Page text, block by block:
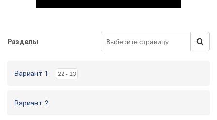
Разделы
Вариант 1 22 - 23
Вариант 2